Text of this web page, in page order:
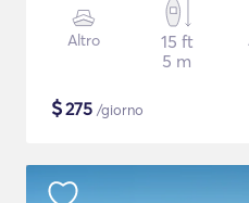
Altro
15 ft
5 m
$275 /giorno